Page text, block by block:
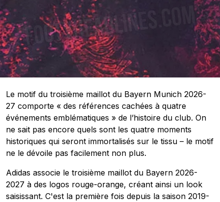
Le motif du troisième maillot du Bayern Munich 2026-
27 comporte « des références cachées à quatre
événements emblématiques » de l’histoire du club. On
ne sait pas encore quels sont les quatre moments
historiques qui seront immortalisés sur le tissu – le motif
ne le dévoile pas facilement non plus.
Adidas associe le troisième maillot du Bayern 2026-
2027 à des logos rouge-orange, créant ainsi un look
saisissant. C'est la première fois depuis la saison 2019-